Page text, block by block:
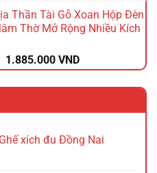
là:
2.340.000 VND.
tại
là:
Thần Tài Gỗ Xoan Hộp Đèn
Thờ Mở Rộng Nhiều Kích
Giá
gốc
là:
1.885.000 VNDGiá
hiện
tại
1.885.000 VND.
xích đu Đồng Nai